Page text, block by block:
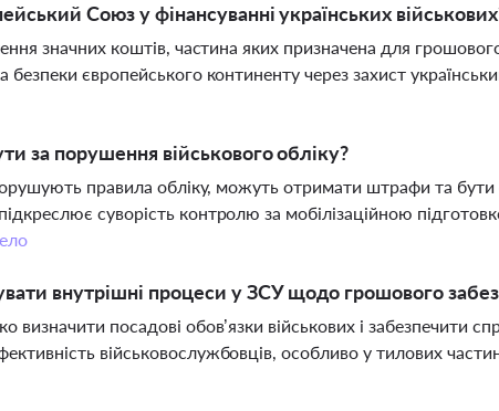
Союз у фінансуванні українських
значних коштів, частина яких призначена для
безпеки європейського континенту через захист
за порушення військового обліку?
порушують правила обліку, можуть отримати штрафи та
суворість контролю за мобілізаційною
внутрішні процеси у ЗСУ щодо грошового
визначити посадові обов’язки військових і забезпечити
військовослужбовців, особливо у тилових